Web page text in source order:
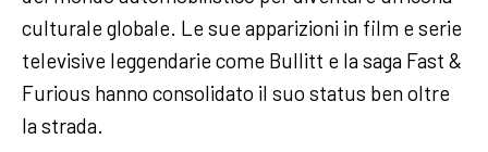
culturale globale. Le sue apparizioni in film e serie
televisive leggendarie come Bullitt e la saga Fast &
Furious hanno consolidato il suo status ben oltre
la strada.